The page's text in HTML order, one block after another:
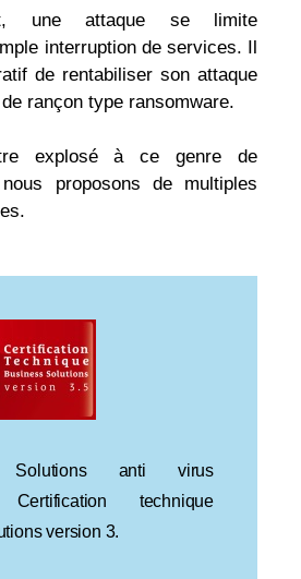
une attaque se limite
interruption de services. Il
de rentabiliser son attaque
rançon type ransomware.
explosé à ce genre de
proposons de multiples
Solutions anti virus
Certification technique
version 3.